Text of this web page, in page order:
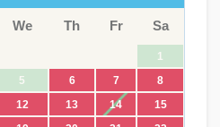
We Th Fr Sa
1
5 6 7
8
12 13 14
15